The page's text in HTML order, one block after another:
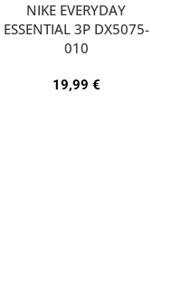
NIKE EVERYDAY
ESSENTIAL 3P DX5075-
010
19,99 €